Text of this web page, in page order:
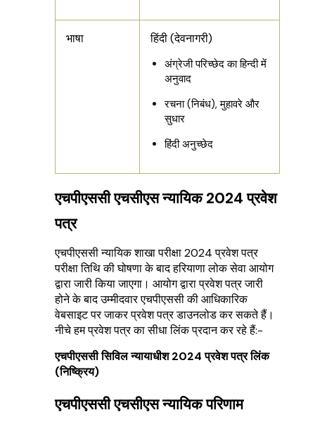
भाषा हिंदी (देवनागरी)
अंग्रेजी परिच्छेद का हिन्दी में
अनुवाद
रचना (निबंध), मुहावरे और
सुधार
हिंदी अनुच्छेद
एचपीएससी एचसीएस न्यायिक 2024 प्रवेश
पत्र
एचपीएससी न्यायिक शाखा परीक्षा 2024 प्रवेश पत्र
परीक्षा तिथि की घोषणा के बाद हरियाणा लोक सेवा आयोग
द्वारा जारी किया जाएगा। आयोग द्वारा प्रवेश पत्र जारी
होने के बाद उम्मीदवार एचपीएससी की आधिकारिक
वेबसाइट पर जाकर प्रवेश पत्र डाउनलोड कर सकते हैं।
नीचे हम प्रवेश पत्र का सीधा लिंक प्रदान कर रहे हैं:-
एचपीएससी सिविल न्यायाधीश 2024 प्रवेश पत्र लिंक
(निष्क्रिय)
एचपीएससी एचसीएस न्यायिक परिणाम